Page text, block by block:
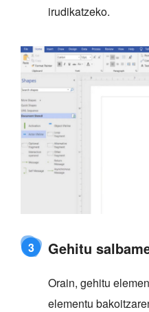
irudikatzeko.
3 Gehitu
Orain, gehitu
elementu